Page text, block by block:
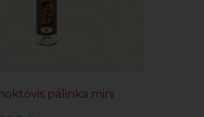
pálinka mini